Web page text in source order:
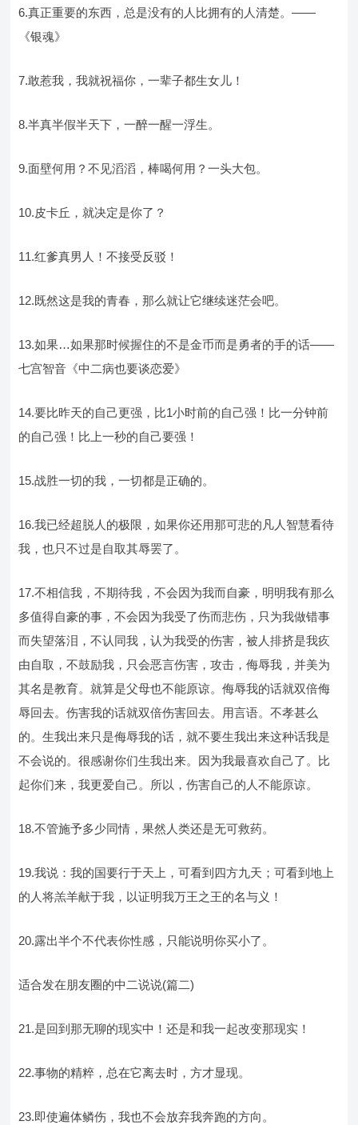
6.真正重要的东西，总是没有的人比拥有的人清楚。——
《银魂》
7.敢惹我，我就祝福你，一辈子都生女儿！
8.半真半假半天下，一醉一醒一浮生。
9.面壁何用？不见滔滔，棒喝何用？一头大包。
10.皮卡丘，就决定是你了？
11.红爹真男人！不接受反驳！
12.既然这是我的青春，那么就让它继续迷茫会吧。
13.如果…如果那时候握住的不是金币而是勇者的手的话——
七宫智音《中二病也要谈恋爱》
14.要比昨天的自己更强，比1小时前的自己强！比一分钟前
的自己强！比上一秒的自己要强！
15.战胜一切的我，一切都是正确的。
16.我已经超脱人的极限，如果你还用那可悲的凡人智慧看待
我，也只不过是自取其辱罢了。
17.不相信我，不期待我，不会因为我而自豪，明明我有那么
多值得自豪的事，不会因为我受了伤而悲伤，只为我做错事
而失望落泪，不认同我，认为我受的伤害，被人排挤是我疚
由自取，不鼓励我，只会恶言伤害，攻击，侮辱我，并美为
其名是教育。就算是父母也不能原谅。侮辱我的话就双倍侮
辱回去。伤害我的话就双倍伤害回去。用言语。不孝甚么
的。生我出来只是侮辱我的话，就不要生我出来这种话我是
不会说的。很感谢你们生我出来。因为我最喜欢自己了。比
起你们来，我更爱自己。所以，伤害自己的人不能原谅。
18.不管施予多少同情，果然人类还是无可救药。
19.我说：我的国要行于天上，可看到四方九天；可看到地上
的人将羔羊献于我，以证明我万王之王的名与义！
20.露出半个不代表你性感，只能说明你买小了。
适合发在朋友圈的中二说说(篇二)
21.是回到那无聊的现实中！还是和我一起改变那现实！
22.事物的精粹，总在它离去时，方才显现。
23.即使遍体鳞伤，我也不会放弃我奔跑的方向。